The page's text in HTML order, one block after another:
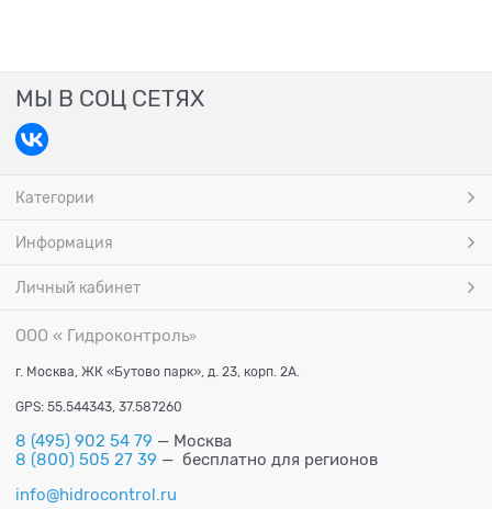
МЫ В СОЦ СЕТЯХ
Категории
Информация
Личный кабинет
ООО « Гидроконтроль»
г. Москва, ЖК «Бутово парк», д. 23, корп. 2А.
GPS: 55.544343, 37.587260
8 (495) 902 54 79 — Москва
8 (800) 505 27 39 — бесплатно для регионов
info@hidrocontrol.ru